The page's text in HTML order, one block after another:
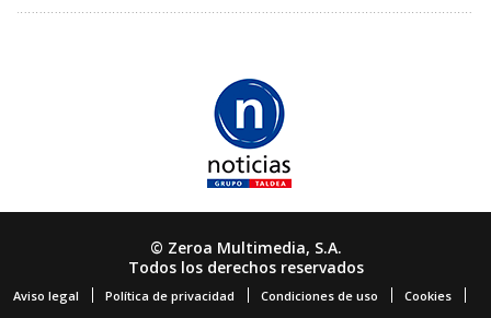
© Zeroa Multimedia, S.A.
Todos los derechos reservados
Aviso legal Política de privacidad Condiciones de uso Cookies